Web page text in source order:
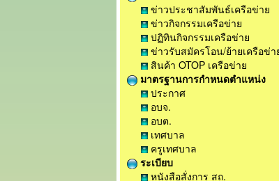
ข่าวประชาสัมพันธ์เครือข่าย
ข่าวกิจกรรมเครือข่าย
ปฏิทินกิจกรรมเครือข่าย
ข่าวรับสมัครโอน/ย้ายเครือข่า
สินค้า OTOP เครือข่าย
มาตรฐานการกำหนดตำแหน่ง
ประกาศ
อบจ.
อบต.
เทศบาล
ครูเทศบาล
ระเบียบ
หนังสือสั่งการ สถ.